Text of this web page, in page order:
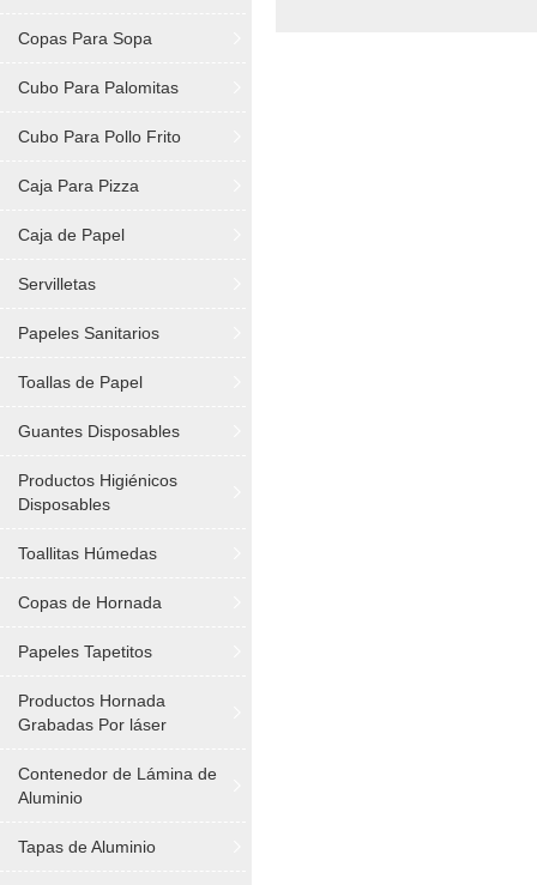
Copas Para Sopa
Cubo Para Palomitas
Cubo Para Pollo Frito
Caja Para Pizza
Caja de Papel
Servilletas
Papeles Sanitarios
Toallas de Papel
Guantes Disposables
Productos Higiénicos
Disposables
Toallitas Húmedas
Copas de Hornada
Papeles Tapetitos
Productos Hornada
Grabadas Por láser
Contenedor de Lámina de
Aluminio
Tapas de Aluminio